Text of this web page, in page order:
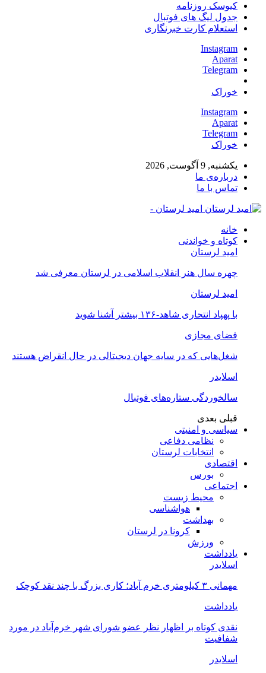
کیوسک روزنامه
جدول لیگ های فوتبال
استعلام کارت خبرنگاری
Instagram
Aparat
Telegram
خوراک
Instagram
Aparat
Telegram
خوراک
یکشنبه, 9 آگوست, 2026
درباره‌ی ما
تماس با ما
امید لرستان -
خانه
کوتاه و خواندنی
امید لرستان
چهره سال هنر انقلاب اسلامی در لرستان معرفی شد
امید لرستان
با پهپاد انتحاری شاهد-۱۳۶ بیشتر آشنا شوید
فضای مجازی
شغل‌‌هایی که در سایه جهان دیجیتالی در حال انقراض هستند
اسلایدر
سالخوردگی ستاره‌های فوتبال
قبلی بعدی
سیاسی و امنیتی
نظامی دفاعی
انتخابات لرستان
اقتصادی
بورس
اجتماعی
محیط زیست
هواشناسی
بهداشت
کرونا در لرستان
ورزش
یادداشت
اسلایدر
مهمانی ۳ کیلومتری خرم آباد؛ کاری بزرگ با چند نقد کوچک
یادداشت
نقدی کوتاه بر اظهار نظر عضو شورای شهر خرم‌آباد در مورد
شفافیت
اسلایدر